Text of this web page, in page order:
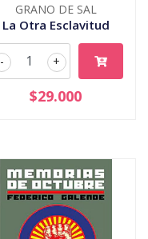
GRANO DE SAL
La Otra Esclavitud
+
-
$29.000